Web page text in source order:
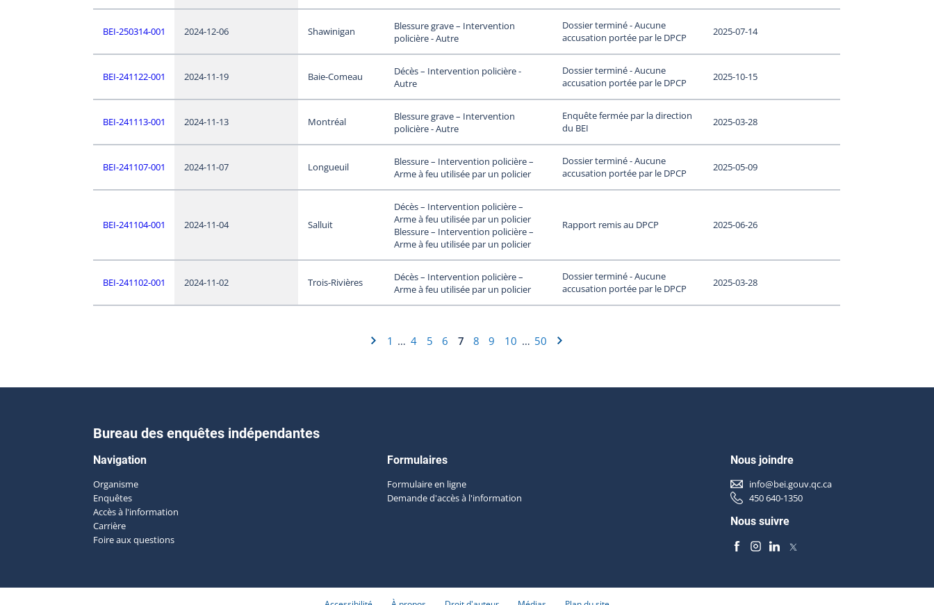
BEI-250314-001 2024-12-06 Shawinigan
Blessure grave – Intervention
policière - Autre
Dossier terminé - Aucune
accusation portée par le DPCP
2025-07-14
BEI-241122-001 2024-11-19 Baie-Comeau
Décès – Intervention policière -
Autre
Dossier terminé - Aucune
accusation portée par le DPCP
2025-10-15
BEI-241113-001 2024-11-13 Montréal
Blessure grave – Intervention
policière - Autre
Enquête fermée par la direction
du BEI
2025-03-28
BEI-241107-001 2024-11-07 Longueuil
Blessure – Intervention policière –
Arme à feu utilisée par un policier
Dossier terminé - Aucune
accusation portée par le DPCP
2025-05-09
BEI-241104-001 2024-11-04 Salluit
Décès – Intervention policière –
Arme à feu utilisée par un policier
Blessure – Intervention policière –
Arme à feu utilisée par un policier
Rapport remis au DPCP 2025-06-26
BEI-241102-001 2024-11-02 Trois-Rivières
Décès – Intervention policière –
Arme à feu utilisée par un policier
Dossier terminé - Aucune
accusation portée par le DPCP
2025-03-28
1 … 4 5 6 7 8 9 10 … 50
Bureau des enquêtes indépendantes
Navigation
Organisme
Enquêtes
Accès à l'information
Carrière
Foire aux questions
Formulaires
Formulaire en ligne
Demande d'accès à l'information
Nous joindre
info@bei.gouv.qc.ca
450 640-1350
Nous suivre